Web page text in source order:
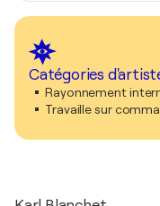
Catégories
Rayonnement
Travaille sur